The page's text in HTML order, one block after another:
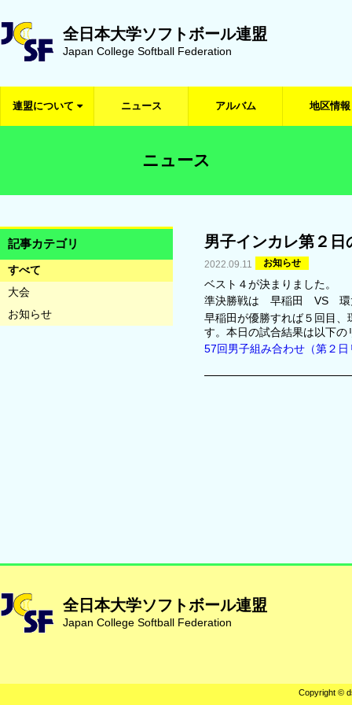
全日本大学ソフトボール連盟
Japan College Softball Federation
連盟について ニュース アルバム 地区情報
ニュース
記事カテゴリ
すべて
大会
お知らせ
男子インカレ第２日
2022.09.11 お知らせ
ベスト４が決まりました。
準決勝戦は 早稲田 VS
早稲田が優勝すれば５回目
す。本日の試合結果は以下の
57回男子組み合わせ（第２
全日本大学ソフトボール連盟
Japan College Softball Federation
Copyright ©